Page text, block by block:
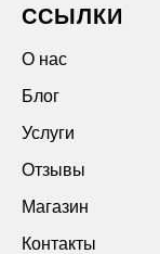
ССЫЛКИ
О нас
Блог
Услуги
Отзывы
Магазин
Контакты